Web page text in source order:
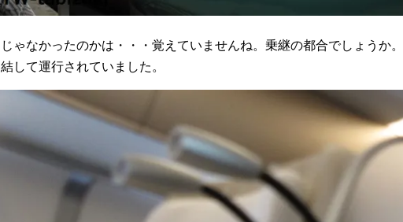
ゃなかったのかは・・・覚えていませんね。乗継の都合でしょうか。
して運行されていました。